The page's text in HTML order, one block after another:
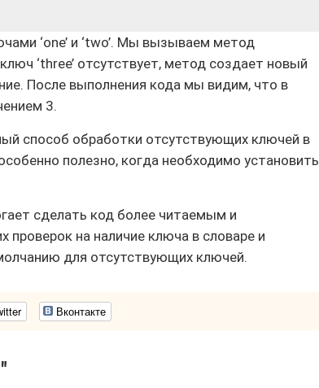
‘one’ и ‘two’. Мы вызываем метод
‘three’ отсутствует, метод создает новый
После выполнения кода мы видим, что в
3.
способ обработки отсутствующих ключей в
полезно, когда необходимо установить
сделать код более читаемым и
на наличие ключа в словаре и
для отсутствующих ключей.
Вконтакте